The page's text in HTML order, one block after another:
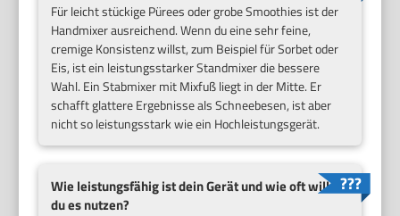
Für leicht stückige Pürees oder grobe Smoothies ist der
Handmixer ausreichend. Wenn du eine sehr feine,
cremige Konsistenz willst, zum Beispiel für Sorbet oder
Eis, ist ein leistungsstarker Standmixer die bessere
Wahl. Ein Stabmixer mit Mixfuß liegt in der Mitte. Er
schafft glattere Ergebnisse als Schneebesen, ist aber
nicht so leistungsstark wie ein Hochleistungsgerät.
Wie leistungsfähig ist dein Gerät und wie oft willst
du es nutzen?